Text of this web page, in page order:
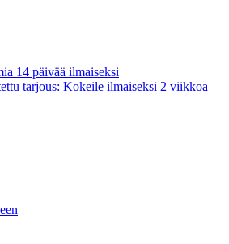
14 päivää ilmaiseksi
tarjous: Kokeile ilmaiseksi 2 viikkoa